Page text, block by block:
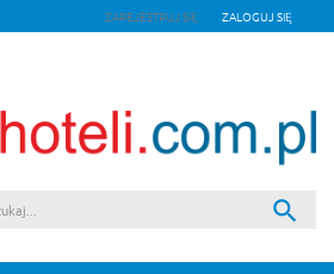
ZAREJESTRUJ SIĘ ZALOGUJ SIĘ